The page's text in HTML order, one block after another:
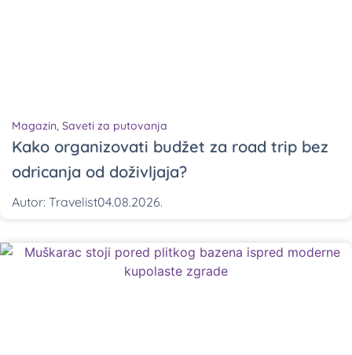
Magazin, Saveti za putovanja
Kako organizovati budžet za road trip bez
odricanja od doživljaja?
Autor: Travelist04.08.2026.